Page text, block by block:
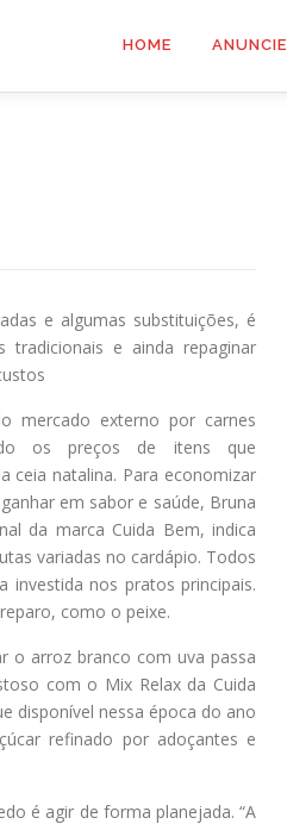
HOME ANUNCIE
e algumas substituições, é
tradicionais e ainda repaginar
mercado externo por carnes
os preços de itens que
ceia natalina. Para economizar
em sabor e saúde, Bruna
da marca Cuida Bem, indica
variadas no cardápio. Todos
investida nos pratos principais.
como o peixe.
o arroz branco com uva passa
com o Mix Relax da Cuida
disponível nessa época do ano
refinado por adoçantes e
é agir de forma planejada. “A